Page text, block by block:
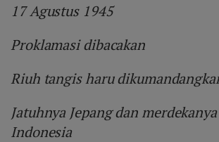
17 Agustus 1945
Proklamasi dibacakan
Riuh tangis haru
Jatuhnya Jepang dan
Indonesia